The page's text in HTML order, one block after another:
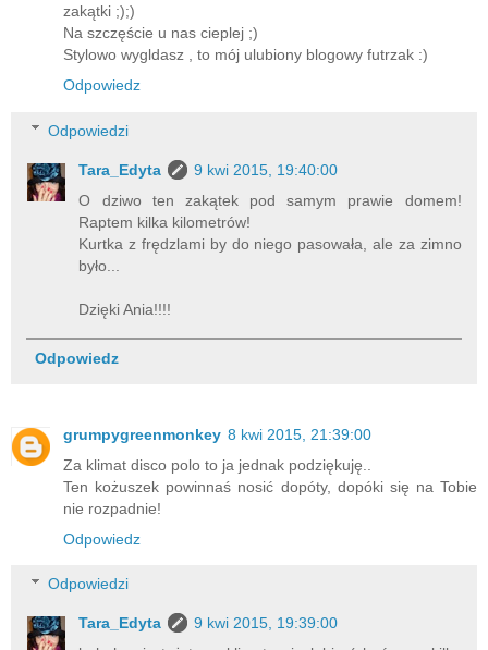
zakątki ;);)
Na szczęście u nas cieplej ;)
Stylowo wygldasz , to mój ulubiony blogowy futrzak :)
Odpowiedz
Odpowiedzi
Tara_Edyta
9 kwi 2015, 19:40:00
O dziwo ten zakątek pod samym prawie domem!
Raptem kilka kilometrów!
Kurtka z frędzlami by do niego pasowała, ale za zimno
było...
Dzięki Ania!!!!
Odpowiedz
grumpygreenmonkey 8 kwi 2015, 21:39:00
Za klimat disco polo to ja jednak podziękuję..
Ten kożuszek powinnaś nosić dopóty, dopóki się na Tobie
nie rozpadnie!
Odpowiedz
Odpowiedzi
Tara_Edyta
9 kwi 2015, 19:39:00